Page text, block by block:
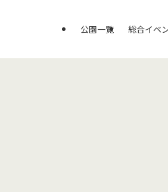
公園一覧 総合イベ